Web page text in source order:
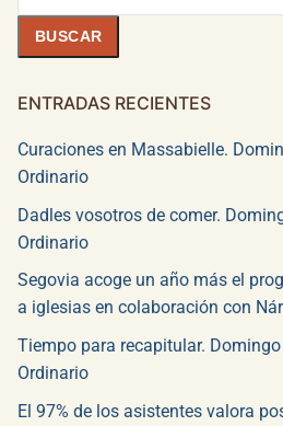
BUSCAR
ENTRADAS RECIENTES
Curaciones en Massabielle.
Ordinario
Dadles vosotros de comer.
Ordinario
Segovia acoge un año más el
a iglesias en colaboración con
Tiempo para recapitular.
Ordinario
El 97% de los asistentes valora